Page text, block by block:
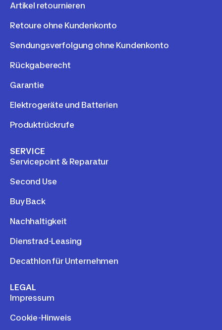
Artikel retournieren
Retoure ohne Kundenkonto
Sendungsverfolgung ohne Kundenkonto
Rückgaberecht
Garantie
Elektrogeräte und Batterien
Produktrückrufe
SERVICE
Servicepoint & Reparatur
Second Use
Buy Back
Nachhaltigkeit
Dienstrad-Leasing
Decathlon für Unternehmen
LEGAL
Impressum
Cookie-Hinweis